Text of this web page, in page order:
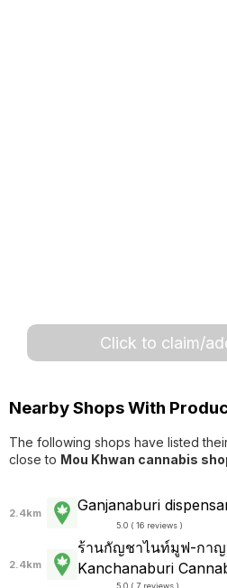
Click to claim/
Nearby Shops With
The following shops have listed
close to Mou Khwan cannabis
2.4km Ganjanaburi
5.0 ( 16 reviews )
2.4km
ร้านกัญชาไนท์มูฟ-กาญ
Kanchanaburi
5.0 ( 7 reviews )